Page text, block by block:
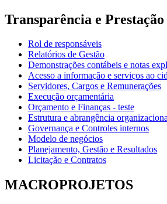
Transparência e Prestação
Rol de responsáveis
Relatórios de Gestão
Demonstrações contábeis e notas
Acesso a informação e serviços ao
Servidores, Cargos e Remunerações
Execução orçamentária
Orçamento e Finanças - teste
Estrutura e abrangência
Governança e Controles internos
Modelo de negócios
Planejamento, Gestão e Resultados
Licitação e Contratos
MACROPROJETOS